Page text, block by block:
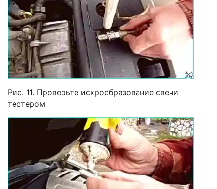
Рис. 11. Проверьте искрообразование свечи
тестером.